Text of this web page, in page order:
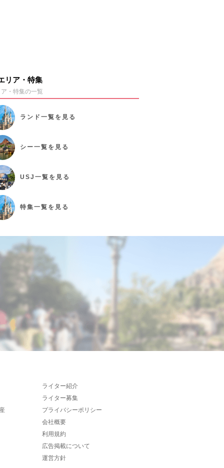
リア・特集
・特集の一覧
ランド 一覧を見る
シー一覧を見る
USJ 一覧を見る
特集一覧を見る
ライター紹介
ライター募集
プライバシーポリシー
会社概要
利用規約
広告掲載について
運営方針